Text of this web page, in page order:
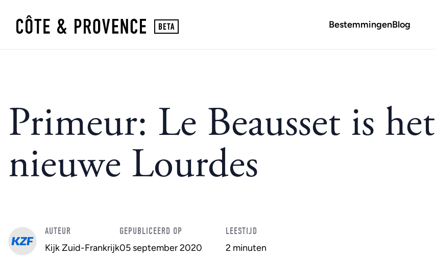
BestemmingenBlog
Primeur: Le Beausset is het
nieuwe Lourdes
AUTEUR
Kijk Zuid-Frankrijk
GEPUBLICEERD OP
05 september 2020
LEESTIJD
2 minuten